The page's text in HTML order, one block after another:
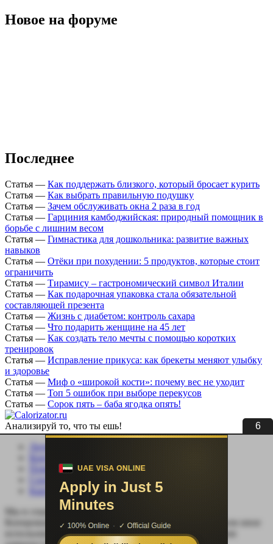
6
Новое на форуме
Последнее
Статья — Как поддержать близкого, который бросает курить
Статья — Как выбрать правильную подушку
Статья — Зачем обслуживать окна 2 раза в год
Статья — Гарциния камбоджийская: природный помощник в
борьбе с лишним весом
Статья — Гимнастика для дошкольника: развитие важных
навыков
Статья — Отёки при похудении: 5 продуктов, которые стоит
ограничить
Статья — Тирамису – гастрономический символ Италии
Статья — Как подарочная упаковка стала обязательной
составляющей презента
Статья — Жизнь с диабетом: контроль сахара
Статья — Что подарить женщине на 45 лет
Статья — Как создать тело мечты с помощью коротких
тренировок
Статья — Исправление прикуса: как брекеты меняют улыбку
и здоровье
Статья — Миф о «широкой кости»: почему вес не уходит
Статья — Топ 5 ошибок при выборе перекусов
Статья — Сорок пять – баба ягодка опять!
Анализируй то, что ты ешь!
Личный кабинет
Помощь сайту
Соцсети
Карта сайта
Мы в социальных сетях:
Копирование, перепечатка (целиком или частично) или иное
использование материала без письменного разрешения